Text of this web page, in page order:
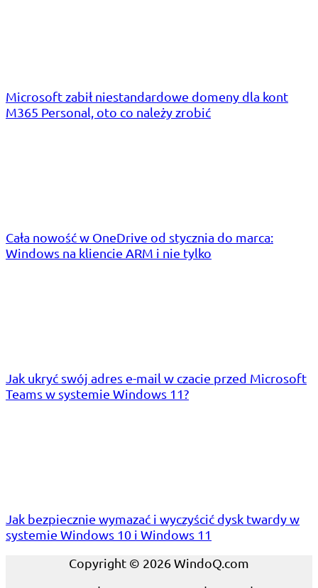
Microsoft zabił niestandardowe domeny dla kont
M365 Personal, oto co należy zrobić
Cała nowość w OneDrive od stycznia do marca:
Windows na kliencie ARM i nie tylko
Jak ukryć swój adres e-mail w czacie przed Microsoft
Teams w systemie Windows 11?
Jak bezpiecznie wymazać i wyczyścić dysk twardy w
systemie Windows 10 i Windows 11
Copyright © 2026 WindoQ.com